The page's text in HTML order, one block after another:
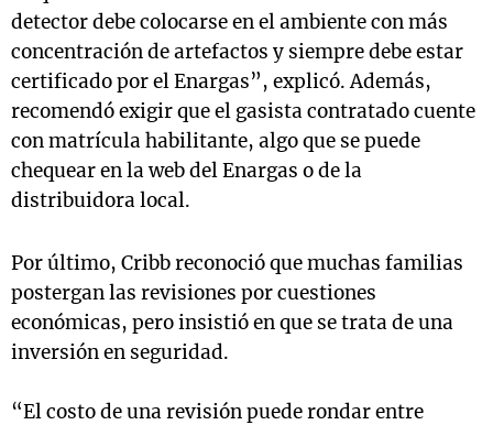
detector debe colocarse en el ambiente con más
concentración de artefactos y siempre debe estar
certificado por el Enargas”, explicó. Además,
recomendó exigir que el gasista contratado cuente
con matrícula habilitante, algo que se puede
chequear en la web del Enargas o de la
distribuidora local.
Por último, Cribb reconoció que muchas familias
postergan las revisiones por cuestiones
económicas, pero insistió en que se trata de una
inversión en seguridad.
“El costo de una revisión puede rondar entre